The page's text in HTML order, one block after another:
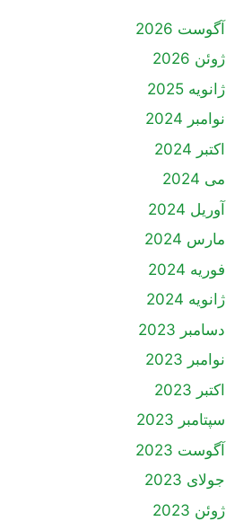
آگوست 2026
ژوئن 2026
ژانویه 2025
نوامبر 2024
اکتبر 2024
می 2024
آوریل 2024
مارس 2024
فوریه 2024
ژانویه 2024
دسامبر 2023
نوامبر 2023
اکتبر 2023
سپتامبر 2023
آگوست 2023
جولای 2023
ژوئن 2023